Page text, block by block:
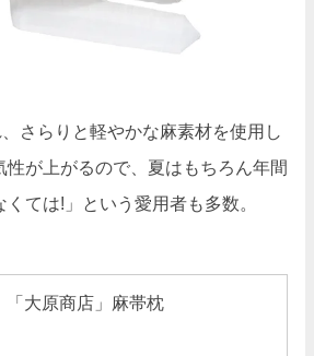
さらりと軽やかな麻素材を使用し
性が上がるので、夏はもちろん年間
ては!」という愛用者も多数。
「大原商店」麻帯枕